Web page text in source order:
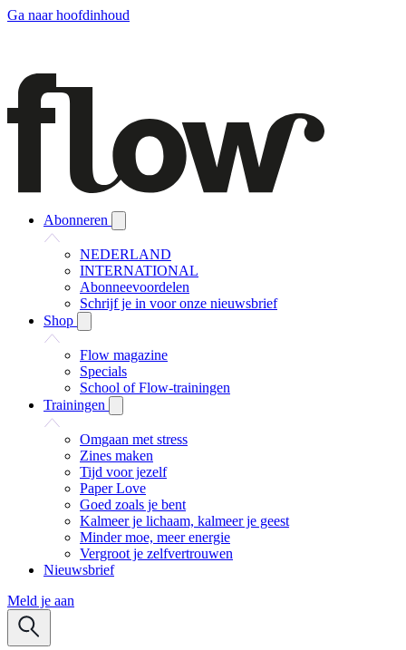
Ga naar hoofdinhoud
Abonneren
NEDERLAND
INTERNATIONAL
Abonneevoordelen
Schrijf je in voor onze nieuwsbrief
Shop
Flow magazine
Specials
School of Flow-trainingen
Trainingen
Omgaan met stress
Zines maken
Tijd voor jezelf
Paper Love
Goed zoals je bent
Kalmeer je lichaam, kalmeer je geest
Minder moe, meer energie
Vergroot je zelfvertrouwen
Nieuwsbrief
Meld je aan